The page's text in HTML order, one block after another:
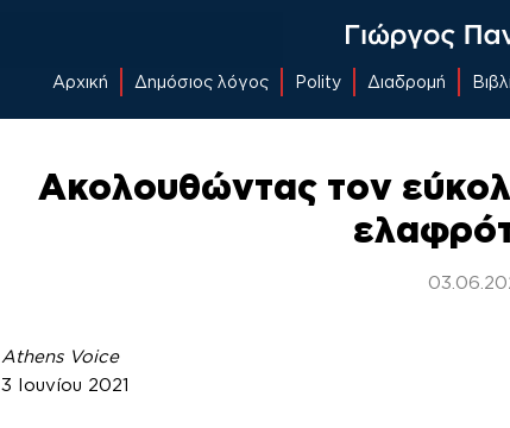
Αρχική Δημόσιος λόγος Polity Διαδρομή
Ακολουθώντας τον
Athens Voice
3 Ιουνίου 2021